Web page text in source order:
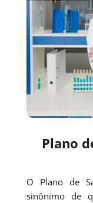
Plano
O Plano de
sinônimo de